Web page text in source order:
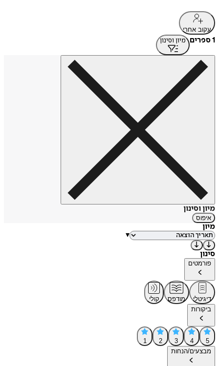
עקוב אחרי
1 ספרים מיון וסינון
מיון וסינון
איפוס
מיון
▾
סינון
פורמטים
דיגיטלי מודפס
קולי
ביקורות
5
4
3
2
1
מבצעים/הנחות